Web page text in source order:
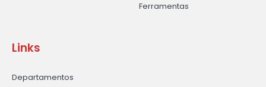
Ferramentas
Links
Departamentos